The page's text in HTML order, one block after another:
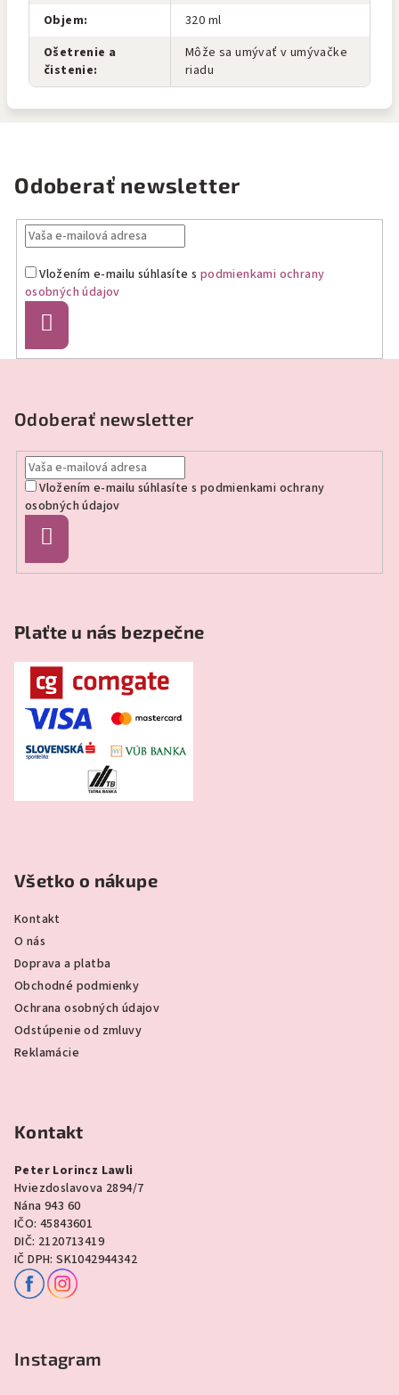
Objem:
320 ml
Ošetrenie a
čistenie:
Môže sa umývať v umývačke
riadu
Odoberať newsletter
Vložením e-mailu súhlasíte s podmienkami ochrany
osobných údajov
Odoberať newsletter
Vložením e-mailu súhlasíte s podmienkami ochrany
osobných údajov
Plaťte u nás bezpečne
Všetko o nákupe
Kontakt
O nás
Doprava a platba
Obchodné podmienky
Ochrana osobných údajov
Odstúpenie od zmluvy
Reklamácie
Kontakt
Peter Lorincz Lawli
Hviezdoslavova 2894/7
Nána 943 60
IČO: 45843601
DIČ: 2120713419
IČ DPH: SK1042944342
Instagram